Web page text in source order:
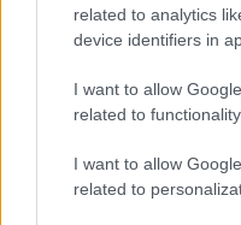
related to analytics
device identifiers in
I want to allow
related to
I want to allow
related to
Neue Klasse,